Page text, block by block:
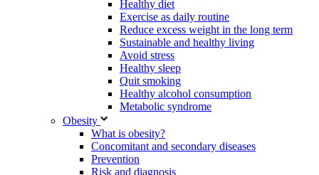
Healthy diet
Exercise as daily routine
Reduce excess weight in the long term
Sustainable and healthy living
Avoid stress
Healthy sleep
Quit smoking
Healthy alcohol consumption
Metabolic syndrome
Obesity
What is obesity?
Concomitant and secondary diseases
Prevention
Risk and diagnosis